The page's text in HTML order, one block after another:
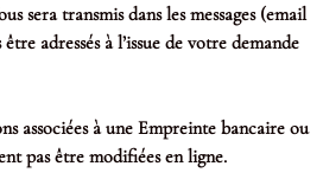
sera transmis dans les messages (email
adressés à l’issue de votre demande
associées à une Empreinte bancaire ou
pas être modifiées en ligne.